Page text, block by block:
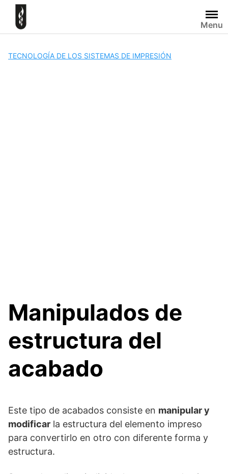
Skip
content
Menu
TECNOLOGÍA DE LOS SISTEMAS DE IMPRESIÓN
Manipulados de
estructura del
acabado
Este tipo de acabados consiste en manipular y
modificar la estructura del elemento impreso
para convertirlo en otro con diferente forma y
estructura.